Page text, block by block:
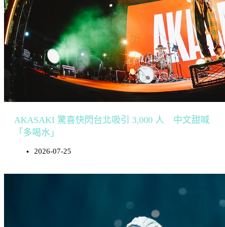
AKASAKI 驚喜快閃台北吸引 3,000 人 中文甜喊
「多喝水」
2026-07-25